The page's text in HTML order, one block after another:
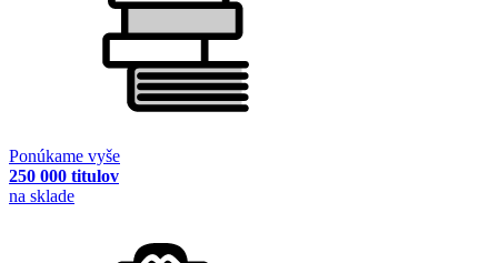
Ponúkame vyše
250 000 titulov
na sklade